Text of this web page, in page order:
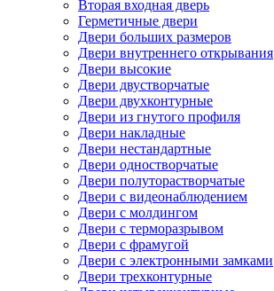
Вторая входная дверь
Герметичные двери
Двери больших размеров
Двери внутреннего открывания
Двери высокие
Двери двустворчатые
Двери двухконтурные
Двери из гнутого профиля
Двери накладные
Двери нестандартные
Двери одностворчатые
Двери полуторастворчатые
Двери с видеонаблюдением
Двери с молдингом
Двери с терморазрывом
Двери с фрамугой
Двери с электронными замками
Двери трехконтурные